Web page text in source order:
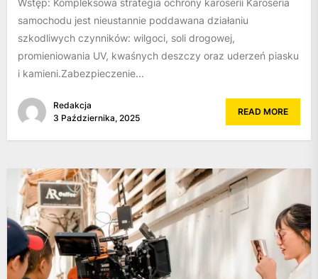
Wstęp: Kompleksowa strategia ochrony karoserii Karoseria
samochodu jest nieustannie poddawana działaniu
szkodliwych czynników: wilgoci, soli drogowej,
promieniowania UV, kwaśnych deszczy oraz uderzeń piasku
i kamieni.Zabezpieczenie...
Redakcja
3 Października, 2025
READ MORE